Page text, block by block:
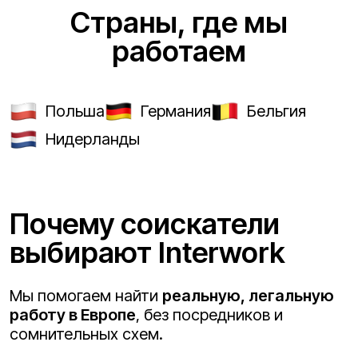
Страны, где мы
работаем
Польша Германия
Бельгия
Нидерланды
Почему соискатели
выбирают Interwork
Мы помогаем найти реальную, легальную
работу в Европе, без посредников и
сомнительных схем.